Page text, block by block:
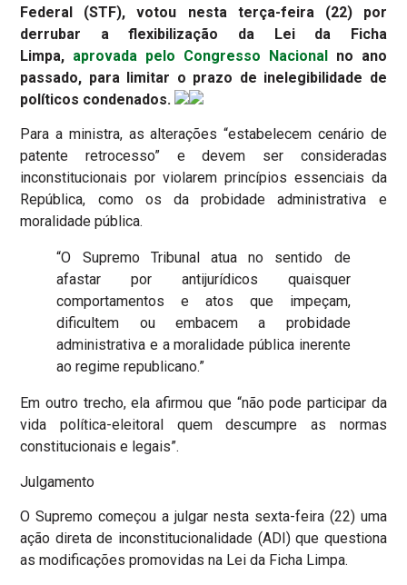
Federal (STF), votou nesta terça-feira (22) por
derrubar a flexibilização da Lei da Ficha
Limpa, aprovada pelo Congresso Nacionalno ano
passado, para limitar o prazo de inelegibilidade de
políticos condenados.
Para a ministra, as alterações “estabelecem cenário de
patente retrocesso” e devem ser consideradas
inconstitucionais por violarem princípios essenciais da
República, como os da probidade administrativa e
moralidade pública.
“O Supremo Tribunal atua no sentido de
afastar por antijurídicos quaisquer
comportamentos e atos que impeçam,
dificultem ou embacem a probidade
administrativa e a moralidade pública inerente
ao regime republicano.”
Em outro trecho, ela afirmou que “não pode participar da
vida política-eleitoral quem descumpre as normas
constitucionais e legais”.
Julgamento
O Supremo começou a julgar nesta sexta-feira (22) uma
ação direta de inconstitucionalidade (ADI) que questiona
as modificações promovidas na Lei da Ficha Limpa.